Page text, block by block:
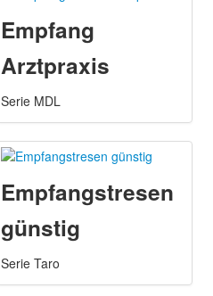
Empfang
Arztpraxis
Serie MDL
Empfangstresen
günstig
Serie Taro